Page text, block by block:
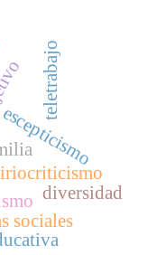
escepticismo
teletrabajo
sociales
diversidad